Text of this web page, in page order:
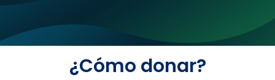
¿Cómo donar?